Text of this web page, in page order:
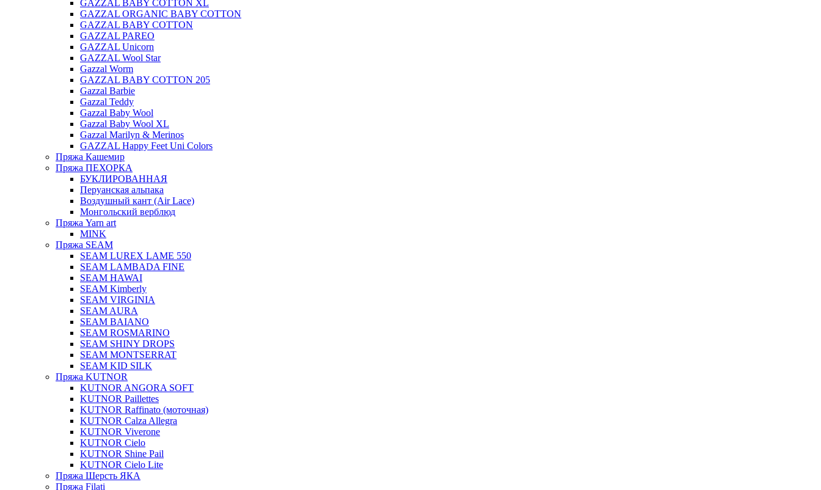
GAZZAL BABY COTTON XL
GAZZAL ORGANIC BABY COTTON
GAZZAL BABY COTTON
GAZZAL PAREO
GAZZAL Unicorn
GAZZAL Wool Star
Gazzal Worm
GAZZAL BABY COTTON 205
Gazzal Barbie
Gazzal Teddy
Gazzal Baby Wool
Gazzal Baby Wool XL
Gazzal Marilyn & Merinos
GAZZAL Happy Feet Uni Colors
Пряжа Кашемир
Пряжа ПЕХОРКА
БУКЛИРОВАННАЯ
Перуанская альпака
Воздушный кант (Air Lace)
Монгольский верблюд
Пряжа Yarn art
MINK
Пряжа SEAM
SEAM LUREX LAME 550
SEAM LAMBADA FINE
SEAM HAWAI
SEAM Kimberly
SEAM VIRGINIA
SEAM AURA
SEAM BAIANO
SEAM ROSMARINO
SEAM SHINY DROPS
SEAM MONTSERRAT
SEAM KID SILK
Пряжа KUTNOR
KUTNOR ANGORA SOFT
KUTNOR Paillettes
KUTNOR Raffinato (моточная)
KUTNOR Calza Allegra
KUTNOR Viverone
KUTNOR Cielo
KUTNOR Shine Pail
KUTNOR Cielo Lite
Пряжа Шерсть ЯКА
Пряжа Filati